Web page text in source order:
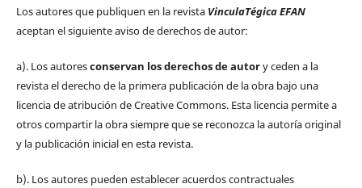
Los autores que publiquen en la revista VinculaTégica EFAN
aceptan el siguiente aviso de derechos de autor:
a). Los autoresconservan los derechos de autory ceden a la
revista el derecho de la primera publicación de la obra bajo una
licencia de atribución de Creative Commons. Esta licencia permite a
otros compartir la obra siempre que se reconozca la autoría original
y la publicación inicial en esta revista.
b). Los autores pueden establecer acuerdos contractuales